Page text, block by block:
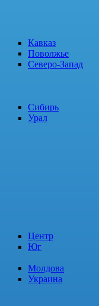
Кавказ
Поволжье
Северо-Запад
Сибирь
Урал
Центр
Юг
Молдова
Украина